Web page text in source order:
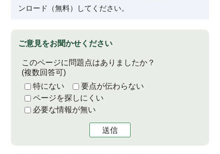
ンロード（無料）してください。
ご意見をお聞かせください
このページに問題点はありましたか？
(複数回答可)
特にない
要点が伝わらない
ページを探しにくい
必要な情報が無い
送信